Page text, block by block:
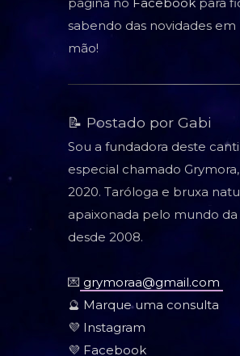
sabendo das novidades em
mão!
📝 Postado por Gabi
Sou a fundadora deste
especial chamado
2020. Taróloga e bruxa
apaixonada pelo mundo da
desde 2008.
💌 grymoraa@gmail.com
🔮 Marque uma consulta
💜 Instagram
💜 Facebook